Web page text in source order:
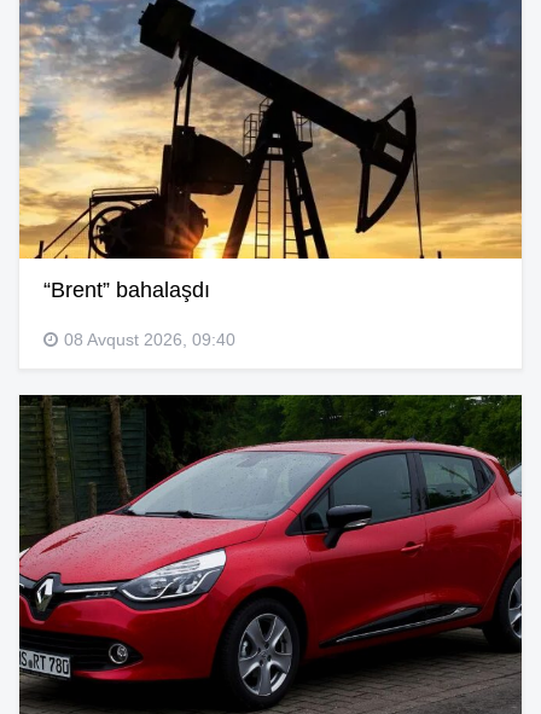
“Brent” bahalaşdı
08 Avqust 2026, 09:40